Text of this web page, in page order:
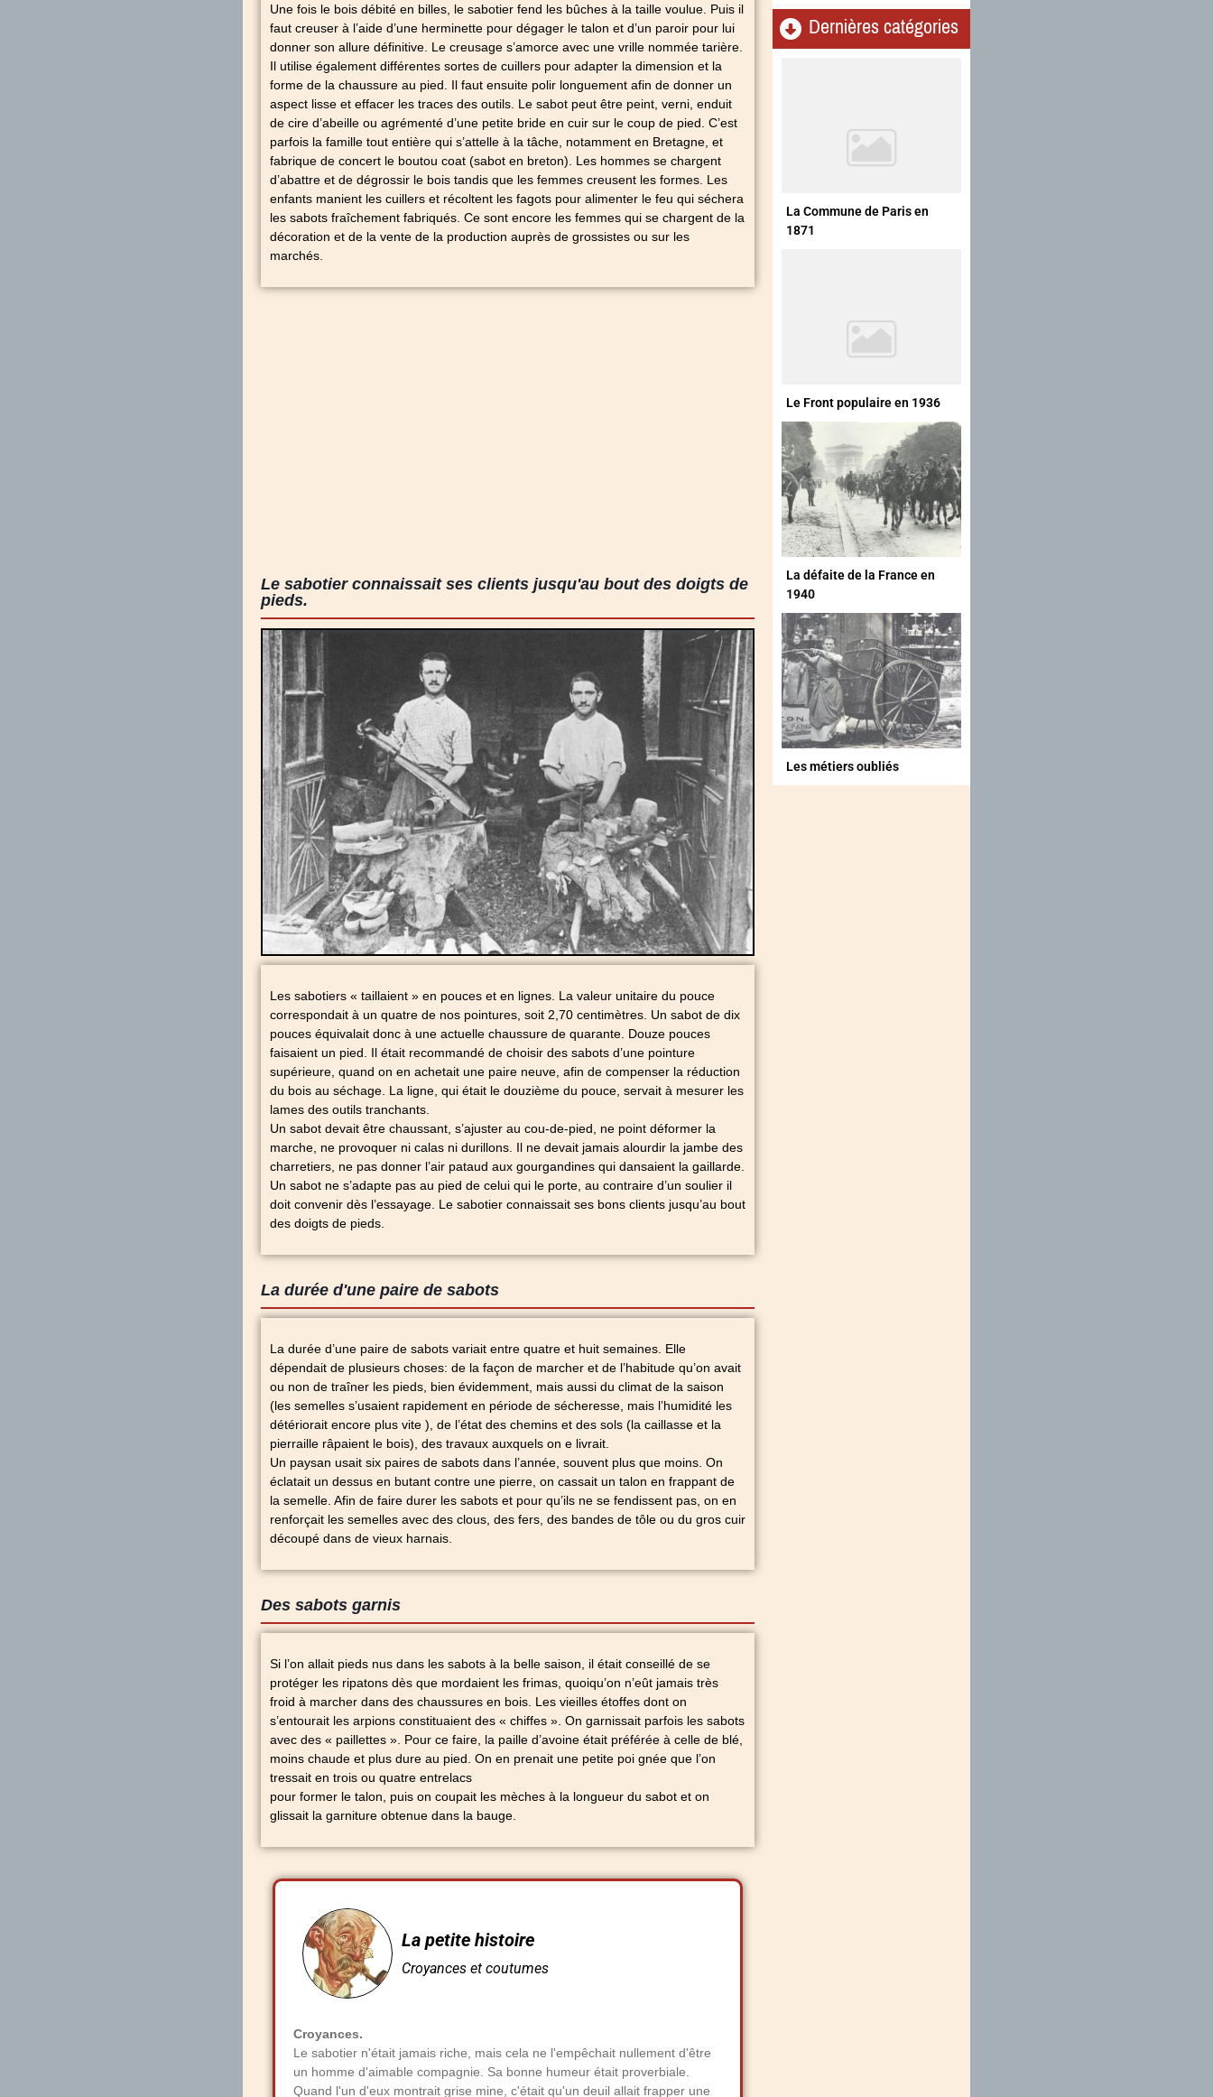
Une fois le bois débité en billes, le sabotier fend les bûches à la taille voulue. Puis il
faut creuser à l’aide d’une herminette pour dégager le talon et d’un paroir pour lui
donner son allure définitive. Le creusage s’amorce avec une vrille nommée tarière.
Il utilise également différentes sortes de cuillers pour adapter la dimension et la
forme de la chaussure au pied. Il faut ensuite polir longuement afin de donner un
aspect lisse et effacer les traces des outils. Le sabot peut être peint, verni, enduit
de cire d’abeille ou agrémenté d’une petite bride en cuir sur le coup de pied. C’est
parfois la famille tout entière qui s’attelle à la tâche, notamment en Bretagne, et
fabrique de concert le boutou coat (sabot en breton). Les hommes se chargent
d’abattre et de dégrossir le bois tandis que les femmes creusent les formes. Les
enfants manient les cuillers et récoltent les fagots pour alimenter le feu qui séchera
les sabots fraîchement fabriqués. Ce sont encore les femmes qui se chargent de la
décoration et de la vente de la production auprès de grossistes ou sur les
marchés.
Le sabotier connaissait ses clients jusqu'au bout des doigts de
pieds.
Les sabotiers « taillaient » en pouces et en lignes. La valeur unitaire du pouce
correspondait à un quatre de nos pointures, soit 2,70 centimètres. Un sabot de dix
pouces équivalait donc à une actuelle chaussure de quarante. Douze pouces
faisaient un pied. Il était recommandé de choisir des sabots d’une pointure
supérieure, quand on en achetait une paire neuve, afin de compenser la réduction
du bois au séchage. La ligne, qui était le douzième du pouce, servait à mesurer les
lames des outils tranchants.
Un sabot devait être chaussant, s’ajuster au cou-de-pied, ne point déformer la
marche, ne provoquer ni calas ni durillons. Il ne devait jamais alourdir la jambe des
charretiers, ne pas donner l’air pataud aux gourgandines qui dansaient la gaillarde.
Un sabot ne s’adapte pas au pied de celui qui le porte, au contraire d’un soulier il
doit convenir dès l’essayage. Le sabotier connaissait ses bons clients jusqu’au bout
des doigts de pieds.
La durée d'une paire de sabots
La durée d’une paire de sabots variait entre quatre et huit semaines. Elle
dépendait de plusieurs choses: de la façon de marcher et de l’habitude qu’on avait
ou non de traîner les pieds, bien évidemment, mais aussi du climat de la saison
(les semelles s’usaient rapidement en période de sécheresse, mais l’humidité les
détériorait encore plus vite ), de l’état des chemins et des sols (la caillasse et la
pierraille râpaient le bois), des travaux auxquels on e livrait.
Un paysan usait six paires de sabots dans l’année, souvent plus que moins. On
éclatait un dessus en butant contre une pierre, on cassait un talon en frappant de
la semelle. Afin de faire durer les sabots et pour qu’ils ne se fendissent pas, on en
renforçait les semelles avec des clous, des fers, des bandes de tôle ou du gros cuir
découpé dans de vieux harnais.
Des sabots garnis
Si l’on allait pieds nus dans les sabots à la belle saison, il était conseillé de se
protéger les ripatons dès que mordaient les frimas, quoiqu’on n’eût jamais très
froid à marcher dans des chaussures en bois. Les vieilles étoffes dont on
s’entourait les arpions constituaient des « chiffes ». On garnissait parfois les sabots
avec des « paillettes ». Pour ce faire, la paille d’avoine était préférée à celle de blé,
moins chaude et plus dure au pied. On en prenait une petite poi gnée que l’on
tressait en trois ou quatre entrelacs
pour former le talon, puis on coupait les mèches à la longueur du sabot et on
glissait la garniture obtenue dans la bauge.
La petite histoire
Croyances et coutumes
Croyances.
Le sabotier n'était jamais riche, mais cela ne l'empêchait nullement d'être
un homme d'aimable compagnie. Sa bonne humeur était proverbiale.
Quand l'un d'eux montrait grise mine, c'était qu'un deuil allait frapper une
Dernières catégories
La Commune de Paris en
1871
Le Front populaire en 1936
La défaite de la France en
1940
Les métiers oubliés